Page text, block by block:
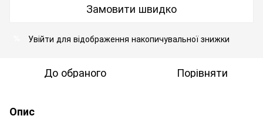
Замовити швидко
Увійти для відображення накопичувальної знижки
До обраного Порівняти
Опис